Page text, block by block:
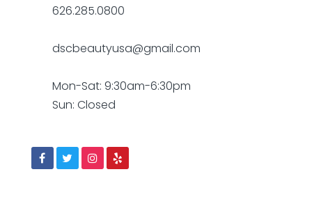
626.285.0800
dscbeautyusa@gmail.com
Mon-Sat: 9:30am-6:30pm
Sun: Closed